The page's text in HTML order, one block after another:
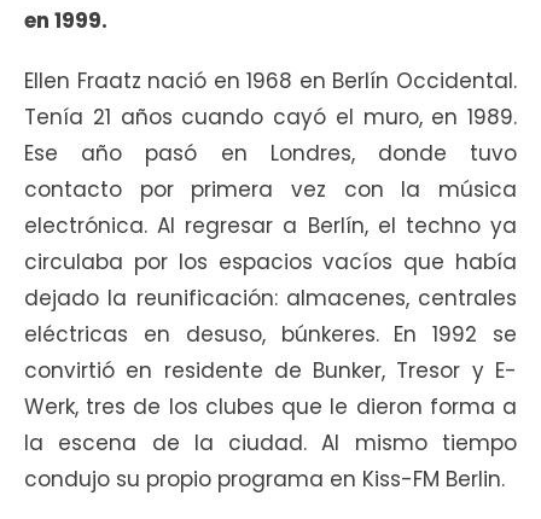
en 1999.
Ellen Fraatz nació en 1968 en Berlín Occidental.
Tenía 21 años cuando cayó el muro, en 1989.
Ese año pasó en Londres, donde tuvo
contacto por primera vez con la música
electrónica. Al regresar a Berlín, el techno ya
circulaba por los espacios vacíos que había
dejado la reunificación: almacenes, centrales
eléctricas en desuso, búnkeres. En 1992 se
convirtió en residente de Bunker, Tresor y E-
Werk, tres de los clubes que le dieron forma a
la escena de la ciudad. Al mismo tiempo
condujo su propio programa en Kiss-FM Berlin.